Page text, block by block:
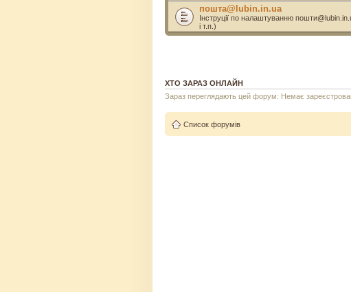
пошта@lubin.in.ua
Інструції по налаштуванню
і т.п.)
ХТО ЗАРАЗ ОНЛАЙН
Зараз переглядають цей форум: Немає
Список форумів